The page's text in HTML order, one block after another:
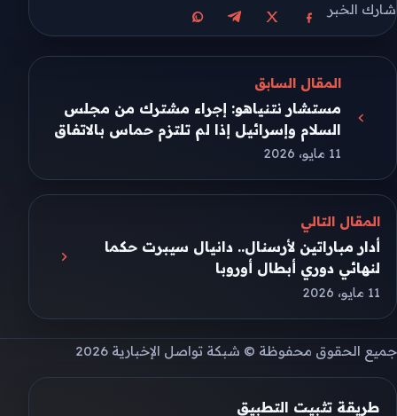
شارك الخبر
مشاركة على فيسبوك
مشاركة على Xمشاركة على تيليجرام
مشاركة على واتساب
المقال السابق
مستشار نتنياهو: إجراء مشترك من مجلس
السلام وإسرائيل إذا لم تلتزم حماس بالاتفاق
11 مايو، 2026
المقال التالي
أدار مباراتين لأرسنال.. دانيال سيبرت حكما
لنهائي دوري أبطال أوروبا
11 مايو، 2026
جميع الحقوق محفوظة © شبكة تواصل الإخبارية 2026
طريقة تثبيت التطبيق